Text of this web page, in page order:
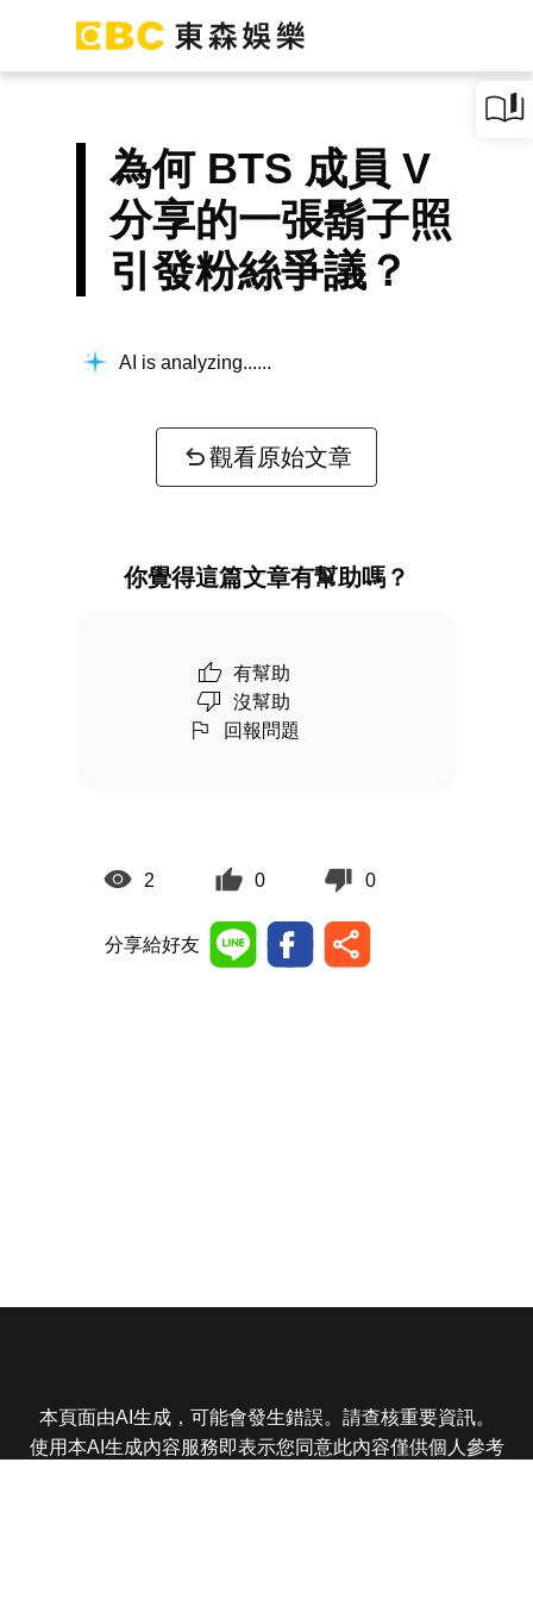
為何 BTS 成員 V
分享的一張鬍子照
引發粉絲爭議？
AI is analyzing...
觀看原始文章
你覺得這篇文章有幫助嗎？
有幫助
沒幫助
回報問題
2 0 0
分享給好友
本頁面由AI生成，可能會發生錯誤。請查核重要資訊。
使用本AI生成內容服務即表示您同意此內容僅供個人參考